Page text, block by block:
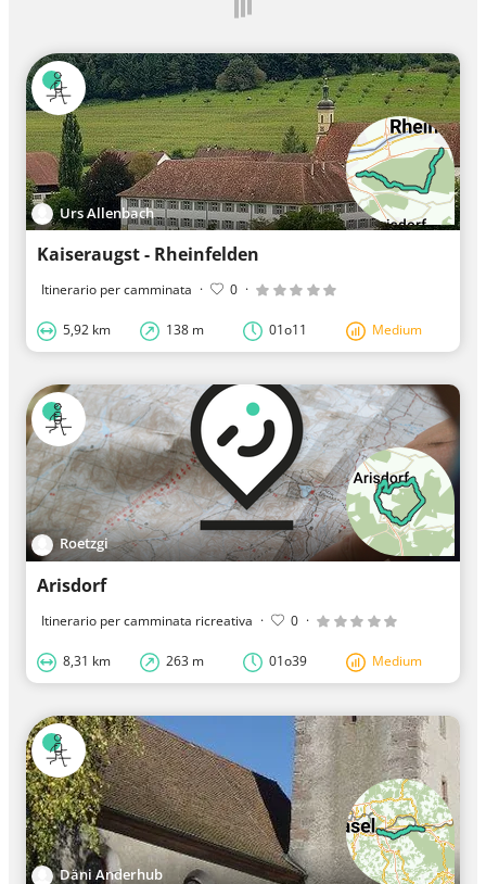
Urs Allenbach
Kaiseraugst - Rheinfelden
Itinerario per camminata · 0 ·
5,92 km 138 m 01o11 Medium
Roetzgi
Arisdorf
Itinerario per camminata ricreativa · 0 ·
8,31 km 263 m 01o39 Medium
Däni Anderhub